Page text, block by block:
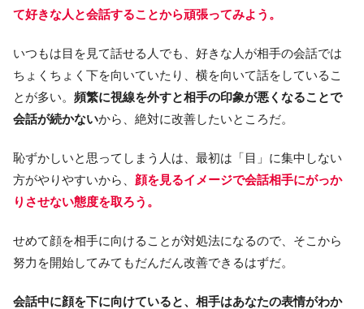
て好きな人と会話することから頑張ってみよう。
いつもは目を見て話せる人でも、好きな人が相手の会話では
ちょくちょく下を向いていたり、横を向いて話をしているこ
とが多い。 頻繁に視線を外すと相手の印象が悪くなることで
会話が続かないから、絶対に改善したいところだ。
恥ずかしいと思ってしまう人は、最初は「目」に集中しない
方がやりやすいから、 顔を見るイメージで会話相手にがっか
りさせない態度を取ろう。
せめて顔を相手に向けることが対処法になるので、そこから
努力を開始してみてもだんだん改善できるはずだ。
会話中に顔を下に向けていると、相手はあなたの表情がわか